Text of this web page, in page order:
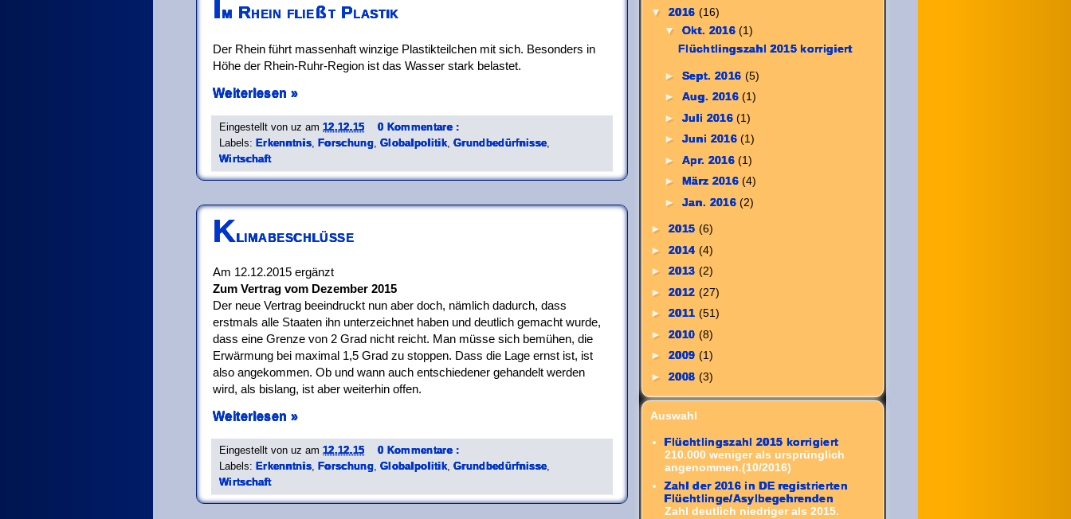
m Rhein fließt Plastik
Der Rhein führt massenhaft winzige Plastikteilchen mit sich. Besonders in
Höhe der Rhein-Ruhr-Region ist das Wasser stark belastet.
Weiterlesen »
Eingestellt von uz am 12.12.15
0 Kommentare :
Labels: Erkenntnis Forschung Globalpolitik ,Grundbedürfnisse
Wirtschaft
Klimabeschlüsse
Am 12.12.2015 ergänzt
Zum Vertrag vom Dezember 2015
Der neue Vertrag beeindruckt nun aber doch, nämlich dadurch, dass
erstmals alle Staaten ihn unterzeichnet haben und deutlich gemacht wurde,
dass eine Grenze von 2 Grad nicht reicht. Man müsse sich bemühen, die
Erwärmung bei maximal 1,5 Grad zu stoppen. Dass die Lage ernst ist, ist
also angekommen. Ob und wann auch entschiedener gehandelt werden
wird, als bislang, ist aber weiterhin offen.
Weiterlesen »
Eingestellt von uz am 12.12.15
0 Kommentare :
Labels: Erkenntnis, Forschung, Globalpolitik,Grundbedürfnisse,
Wirtschaft
▼2016 (16)
▼ Okt. 2016(1)
Flüchtlingszahl 2015 korrigiert
► Sept. 2016 (5)
► Aug. 2016(1)
► Juli 2016(1)
► Juni 2016(1)
► Apr. 2016(1)
► März 2016(4)
► Jan. 2016(2)
►2015 (6)
►2014 (4)
►2013 (2)
►2012 (27)
►2011 (51)
►2010 (8)
►2009 (1)
►2008 (3)
Auswahl
Flüchtlingszahl 2015 korrigiert
210.000 weniger als ursprünglich
angenommen.(10/2016)
Zahl der 2016 in DE registrierten
Flüchtlinge/Asylbegehrenden
Zahl deutlich niedriger als 2015.